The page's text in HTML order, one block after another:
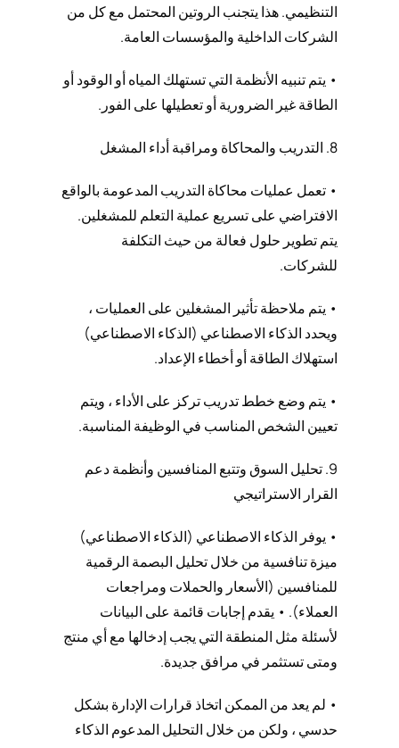
التنظيمي. هذا يتجنب الروتين المحتمل مع كل من
الشركات الداخلية والمؤسسات العامة.
• يتم تنبيه الأنظمة التي تستهلك المياه أو الوقود أو
الطاقة غير الضرورية أو تعطيلها على الفور.
8. التدريب والمحاكاة ومراقبة أداء المشغل
• تعمل عمليات محاكاة التدريب المدعومة بالواقع
الافتراضي على تسريع عملية التعلم للمشغلين.
يتم تطوير حلول فعالة من حيث التكلفة
للشركات.
• يتم ملاحظة تأثير المشغلين على العمليات ،
ويحدد الذكاء الاصطناعي (الذكاء الاصطناعي)
استهلاك الطاقة أو أخطاء الإعداد.
• يتم وضع خطط تدريب تركز على الأداء ، ويتم
تعيين الشخص المناسب في الوظيفة المناسبة.
9. تحليل السوق وتتبع المنافسين وأنظمة دعم
القرار الاستراتيجي
• يوفر الذكاء الاصطناعي (الذكاء الاصطناعي)
ميزة تنافسية من خلال تحليل البصمة الرقمية
للمنافسين (الأسعار والحملات ومراجعات
العملاء). • يقدم إجابات قائمة على البيانات
لأسئلة مثل المنطقة التي يجب إدخالها مع أي منتج
ومتى تستثمر في مرافق جديدة.
• لم يعد من الممكن اتخاذ قرارات الإدارة بشكل
حدسي ، ولكن من خلال التحليل المدعوم الذكاء